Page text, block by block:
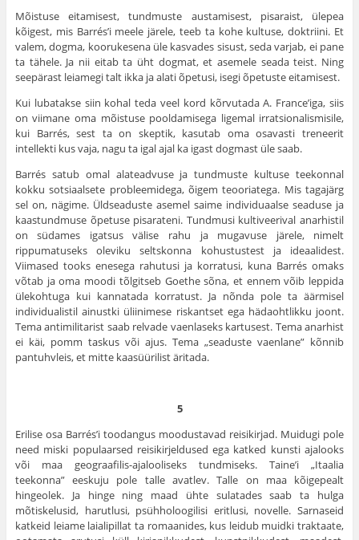
Mõistuse eitamisest, tundmuste austamisest, pisaraist, ülepea
kõigest, mis Barrés’i meele järele, teeb ta kohe kultuse, doktriini. Et
valem, dogma, koorukesena üle kasvades sisust, seda varjab, ei pane
ta tähele. Ja nii eitab ta üht dogmat, et asemele seada teist. Ning
seepärast leia­megi talt ikka ja alati õpetusi, isegi õpetuste eitamisest.
Kui lubatakse siin kohal teda veel kord kõrvutada A. France’iga, siis
on viimane oma mõistuse pooldamisega ligemal irratsionalismisile,
kui Barrés, sest ta on skeptik, kasutab oma osavasti treneerit
intellekti kus vaja, nagu ta igal ajal ka igast dogmast üle saab.
Barrés satub omal alateadvuse ja tundmuste kultuse teekonnal
kokku sotsiaalsete probleemidega, õigem teooriatega. Mis tagajärg
sel on, nägime. Üldseaduste asemel saime individuaalse seaduse ja
kaastundmuse õpetuse pisarateni. Tundmusi kultiveerival anarhistil
on südames igatsus välise rahu ja mugavuse järele, nimelt
rippumatuseks oleviku seltskonna kohus­tustest ja ideaalidest.
Viimased tooks enesega rahutusi ja korratusi, kuna Barrés omaks
võtab ja oma moodi tõlgitseb Goethe sõna, et ennem võib leppida
ülekohtuga kui kannatada korratust. Ja nõnda pole ta äärmisel
individualistil ainustki üliinimese riskantset ega hädaohtlikku joont.
Tema antimilitarist saab relvade vaenlaseks kartusest. Tema anarhist
ei käi, pomm taskus või ajus. Tema „seaduste vaenlane” kõnnib
pantuhvleis, et mitte kaasüürilist äritada.
5
Erilise osa Barrés’i toodangus moodustavad reisikirjad. Muidugi pole
need miski populaarsed reisikirjeldused ega katked kunsti ajalooks
või maa geograafilis-ajalooliseks tundmiseks. Taine’i „Itaalia
teekonna” eeskuju pole talle avatlev. Talle on maa kõigepealt
hingeolek. Ja hinge ning maad ühte sulatades saab ta hulga
mõtiskelusid, harutlusi, psühho­loogilisi eritlusi, novelle. Sarnaseid
katkeid leiame laialipillat ta romaanides, kus leidub muidki traktaate,